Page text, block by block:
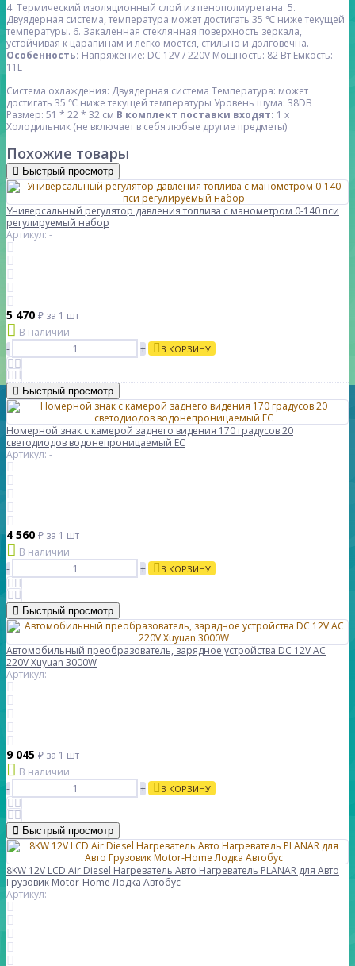
4. Термический изоляционный слой из пенополиуретана. 5.
Двуядерная система, температура может достигать 35 ℃ ниже текущей
температуры. 6. Закаленная стеклянная поверхность зеркала,
устойчивая к царапинам и легко моется, стильно и долговечна.
Особенность: Напряжение: DC 12V / 220V Мощность: 82 Вт Емкость:
11L
Система охлаждения: Двуядерная система Температура: может
достигать 35 ℃ ниже текущей температуры Уровень шума: 38DB
Размер: 51 * 22 * ​​32 см В комплект поставки входят: 1 х
Холодильник (не включает в себя любые другие предметы)
Похожие товары
Быстрый просмотр
Универсальный регулятор давления топлива с манометром 0-140 пси
регулируемый набор
Артикул: -
5 470 ₽ за 1 шт
В наличии
-
+ В КОРЗИНУ
Быстрый просмотр
Номерной знак с камерой заднего видения 170 градусов 20
светодиодов водонепроницаемый ЕС
Артикул: -
4 560 ₽ за 1 шт
В наличии
-
+ В КОРЗИНУ
Быстрый просмотр
Автомобильный преобразователь, зарядное устройства DC 12V AC
220V Xuyuan 3000W
Артикул: -
9 045 ₽ за 1 шт
В наличии
-
+ В КОРЗИНУ
Быстрый просмотр
8KW 12V LCD Air Diesel Нагреватель Авто Нагреватель PLANAR для Авто
Грузовик Motor-Home Лодка Автобус
Артикул: -